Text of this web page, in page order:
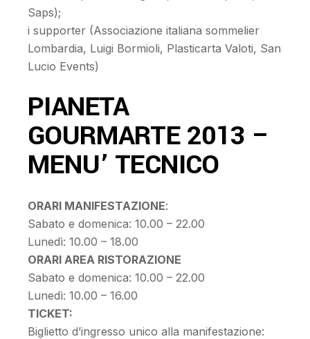
Saps);
i supporter (Associazione italiana sommelier
Lombardia, Luigi Bormioli, Plasticarta Valoti, San
Lucio Events)
PIANETA
GOURMARTE 2013 –
MENU’ TECNICO
ORARI MANIFESTAZIONE:
Sabato e domenica: 10.00 – 22.00
Lunedì: 10.00 – 18.00
ORARI AREA RISTORAZIONE
Sabato e domenica: 10.00 – 22.00
Lunedì: 10.00 – 16.00
TICKET:
Biglietto d’ingresso unico alla manifestazione: